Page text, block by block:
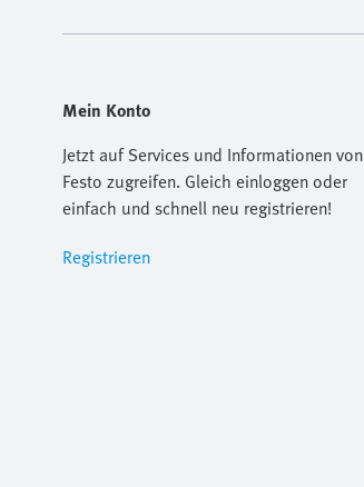
Mein Konto
Jetzt auf Services und Informationen von
Festo zugreifen. Gleich einloggen oder
einfach und schnell neu registrieren!
Registrieren